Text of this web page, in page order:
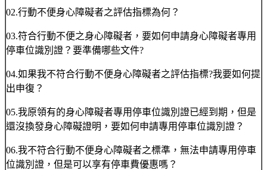
02.行動不便身心障礙者之評估指標為何？
03.符合行動不便之身心障礙者，要如何申請身心障礙者專用
停車位識別證？要準備哪些文件?
04.如果我不符合行動不便身心障礙者之評估指標?我要如何提
出申復？
05.我原領有的身心障礙者專用停車位識別證已經到期，但是
還沒換發身心障礙證明，要如何申請專用停車位識別證？
06.我不符合行動不便身心障礙者之標準，無法申請專用停車
位識別證，但是可以享有停車費優惠嗎？